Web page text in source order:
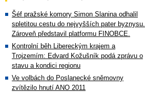
Šéf pražské komory Simon Slanina odhalil
spletitou cestu do nejvyšších pater byznysu.
Zároveň představil platformu FINOBCE.
Kontrolní běh Libereckým krajem a
Trojzemím: Edvard Kožušník podá zprávu o
stavu a kondici regionu
Ve volbách do Poslanecké sněmovny
zvítězilo hnutí ANO 2011